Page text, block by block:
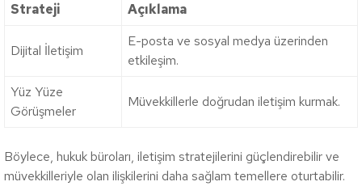
Strateji Açıklama
Dijital İletişim
E-posta ve sosyal medya üzerinden
etkileşim.
Yüz Yüze
Görüşmeler
Müvekkillerle doğrudan iletişim kurmak.
Böylece, hukuk büroları, iletişim stratejilerini güçlendirebilir ve
müvekkilleriyle olan ilişkilerini daha sağlam temellere oturtabilir.